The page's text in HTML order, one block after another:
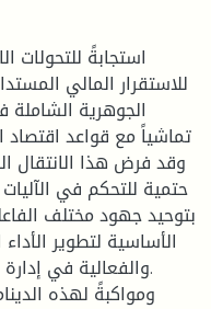
استجابةً للتحولات
للاستقرار المالي
الجوهرية
تماشياً مع قواعد
وقد فرض هذا الانتقال
حتمية للتحكم في الآليات
بتوحيد جهود مختلف
الأساسية لتطوير
والفعالية في
ومواكبةً لهذه